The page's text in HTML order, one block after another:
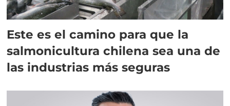
Este es el camino para que la
salmonicultura chilena sea una de
las industrias más seguras